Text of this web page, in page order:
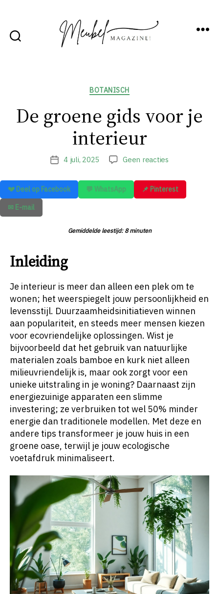
Zoek
Categorieën
BOTANISCH
De groene gids voor je
interieur
Berichtdatum
4 juli, 2025 Geen reactiesop
groene
gids
💔 Deel op Facebook 💬 WhatsApp 📌 Pinterest
✉ E-mail
Gemiddelde leestijd: 8 minuten
Inleiding
Je interieur is meer dan alleen een plek om te
wonen; het weerspiegelt jouw persoonlijkheid en
levensstijl. Duurzaamheidsinitiatieven winnen
aan populariteit, en steeds meer mensen kiezen
voor ecovriendelijke oplossingen. Wist je
bijvoorbeeld dat het gebruik van natuurlijke
materialen zoals bamboe en kurk niet alleen
milieuvriendelijk is, maar ook zorgt voor een
unieke uitstraling in je woning? Daarnaast zijn
energiezuinige apparaten een slimme
investering; ze verbruiken tot wel 50% minder
energie dan traditionele modellen. Met deze en
andere tips transformeer je jouw huis in een
groene oase, terwijl je jouw ecologische
voetafdruk minimaliseert.